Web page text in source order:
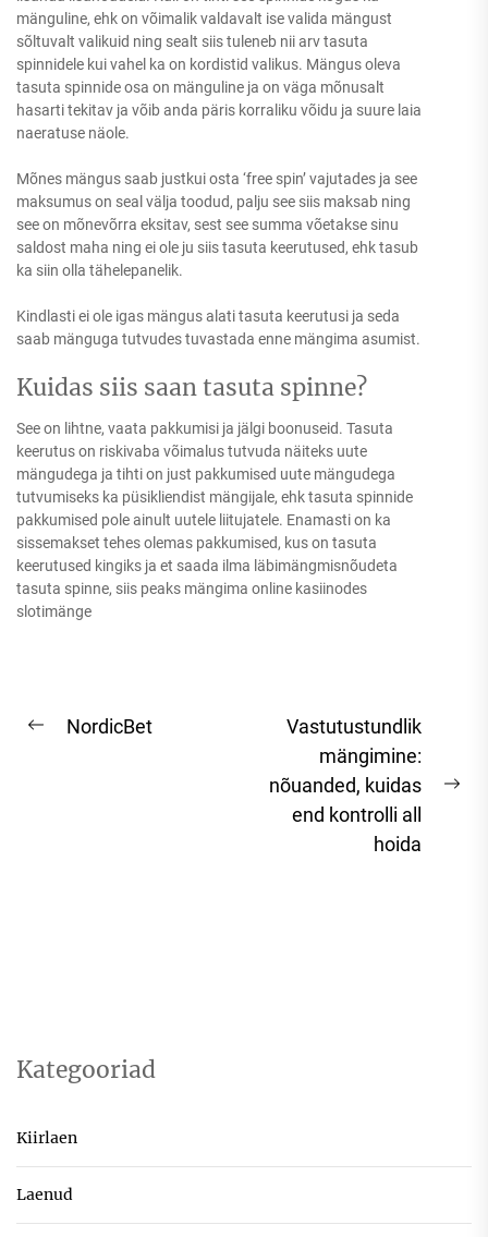
mänguline, ehk on võimalik valdavalt ise valida mängust
sõltuvalt valikuid ning sealt siis tuleneb nii arv tasuta
spinnidele kui vahel ka on kordistid valikus. Mängus oleva
tasuta spinnide osa on mänguline ja on väga mõnusalt
hasarti tekitav ja võib anda päris korraliku võidu ja suure laia
naeratuse näole.
Mõnes mängus saab justkui osta ‘free spin’ vajutades ja see
maksumus on seal välja toodud, palju see siis maksab ning
see on mõnevõrra eksitav, sest see summa võetakse sinu
saldost maha ning ei ole ju siis tasuta keerutused, ehk tasub
ka siin olla tähelepanelik.
Kindlasti ei ole igas mängus alati tasuta keerutusi ja seda
saab mänguga tutvudes tuvastada enne mängima asumist.
Kuidas siis saan tasuta spinne?
See on lihtne, vaata pakkumisi ja jälgi boonuseid. Tasuta
keerutus on riskivaba võimalus tutvuda näiteks uute
mängudega ja tihti on just pakkumised uute mängudega
tutvumiseks ka püsikliendist mängijale, ehk tasuta spinnide
pakkumised pole ainult uutele liitujatele. Enamasti on ka
sissemakset tehes olemas pakkumised, kus on tasuta
keerutused kingiks ja et saada ilma läbimängmisnõudeta
tasuta spinne, siis peaks mängima online kasiinodes
slotimänge
Post
Previous
NordicBet
Vastutustundlik
mängimine:
nõuanded, kuidas
end kontrolli all
hoida
Kategooriad
Kiirlaen
Laenud